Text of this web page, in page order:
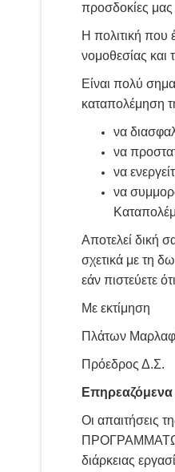
προσδοκίες μας
Η πολιτική που
νομοθεσίας και
Είναι πολύ
καταπολέμηση
να
να
να
να
Αποτελεί δική
σχετικά με τη
εάν πιστεύετε
Με εκτίμηση
Πλάτων
Πρόεδρος Δ.Σ.
Οι απαιτήσεις
ΠΡΟΓΡΑΜΜΑΤΩΝ
διάρκειας